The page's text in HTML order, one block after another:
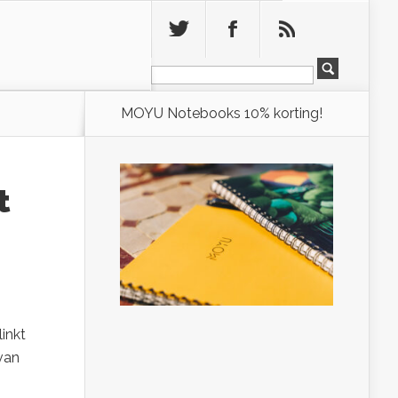
MOYU Notebooks 10% korting!